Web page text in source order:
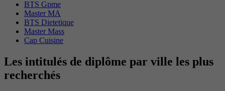
BTS Gpme
Master MA
BTS Dietetique
Master Mass
Cap Cuisine
Les intitulés de diplôme par ville les plus
recherchés